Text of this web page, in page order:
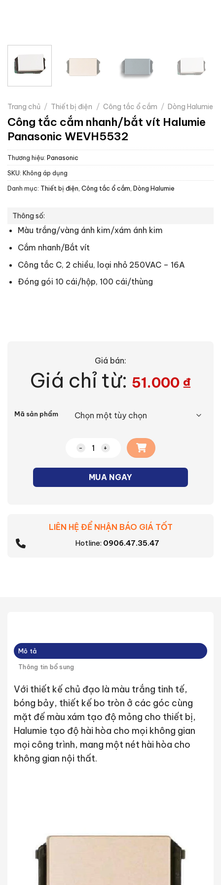
Trang chủ / Thiết bị điện / Công tắc ổ cắm / Dòng Halumie
Công tắc cắm nhanh/bắt vít Halumie
Panasonic WEVH5532
Thương hiệu: Panasonic
SKU: Không áp dụng
Danh mục: Thiết bị điện Công tắc ổ cắm Dòng Halumie
Thông số:
Màu trắng/vàng ánh kim/xám ánh kim
Cắm nhanh/Bắt vít
Công tắc C, 2 chiều, loại nhỏ 250VAC – 16A
Đóng gói 10 cái/hộp, 100 cái/thùng
Giá bán:
Giá chỉ từ: 51.000 ₫
Mã sản phẩm
Công tắc cắm nhanh/bắt vít Halumie
MUA NGAY
LIÊN HỆ ĐỂ NHẬN BÁO GIÁ TỐT
Hotline: 0906.47.35.47
Mô tả
Thông tin bổ sung
Với thiết kế chủ đạo là màu trắng tinh tế,
bóng bảy, thiết kế bo tròn ở các góc cùng
mặt đế màu xám tạo độ mỏng cho thiết bị,
Halumie tạo độ hài hòa cho mọi không gian
mọi công trình, mang một nét hài hòa cho
không gian nội thất.